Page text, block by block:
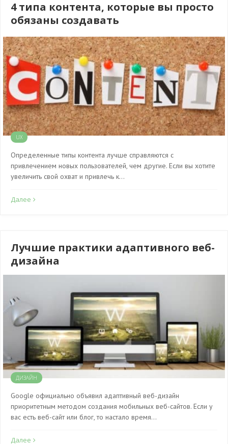
4 типа контента, которые вы просто
обязаны создавать
UX
Определенные типы контента лучше справляются с
привлечением новых пользователей, чем другие. Если вы хотите
увеличить свой охват и привлечь к…
Далее
Лучшие практики адаптивного веб-
дизайна
ДИЗАЙН
Google официально объявил адаптивный веб-дизайн
приоритетным методом создания мобильных веб-сайтов. Если у
вас есть веб-сайт или блог, то настало время…
Далее